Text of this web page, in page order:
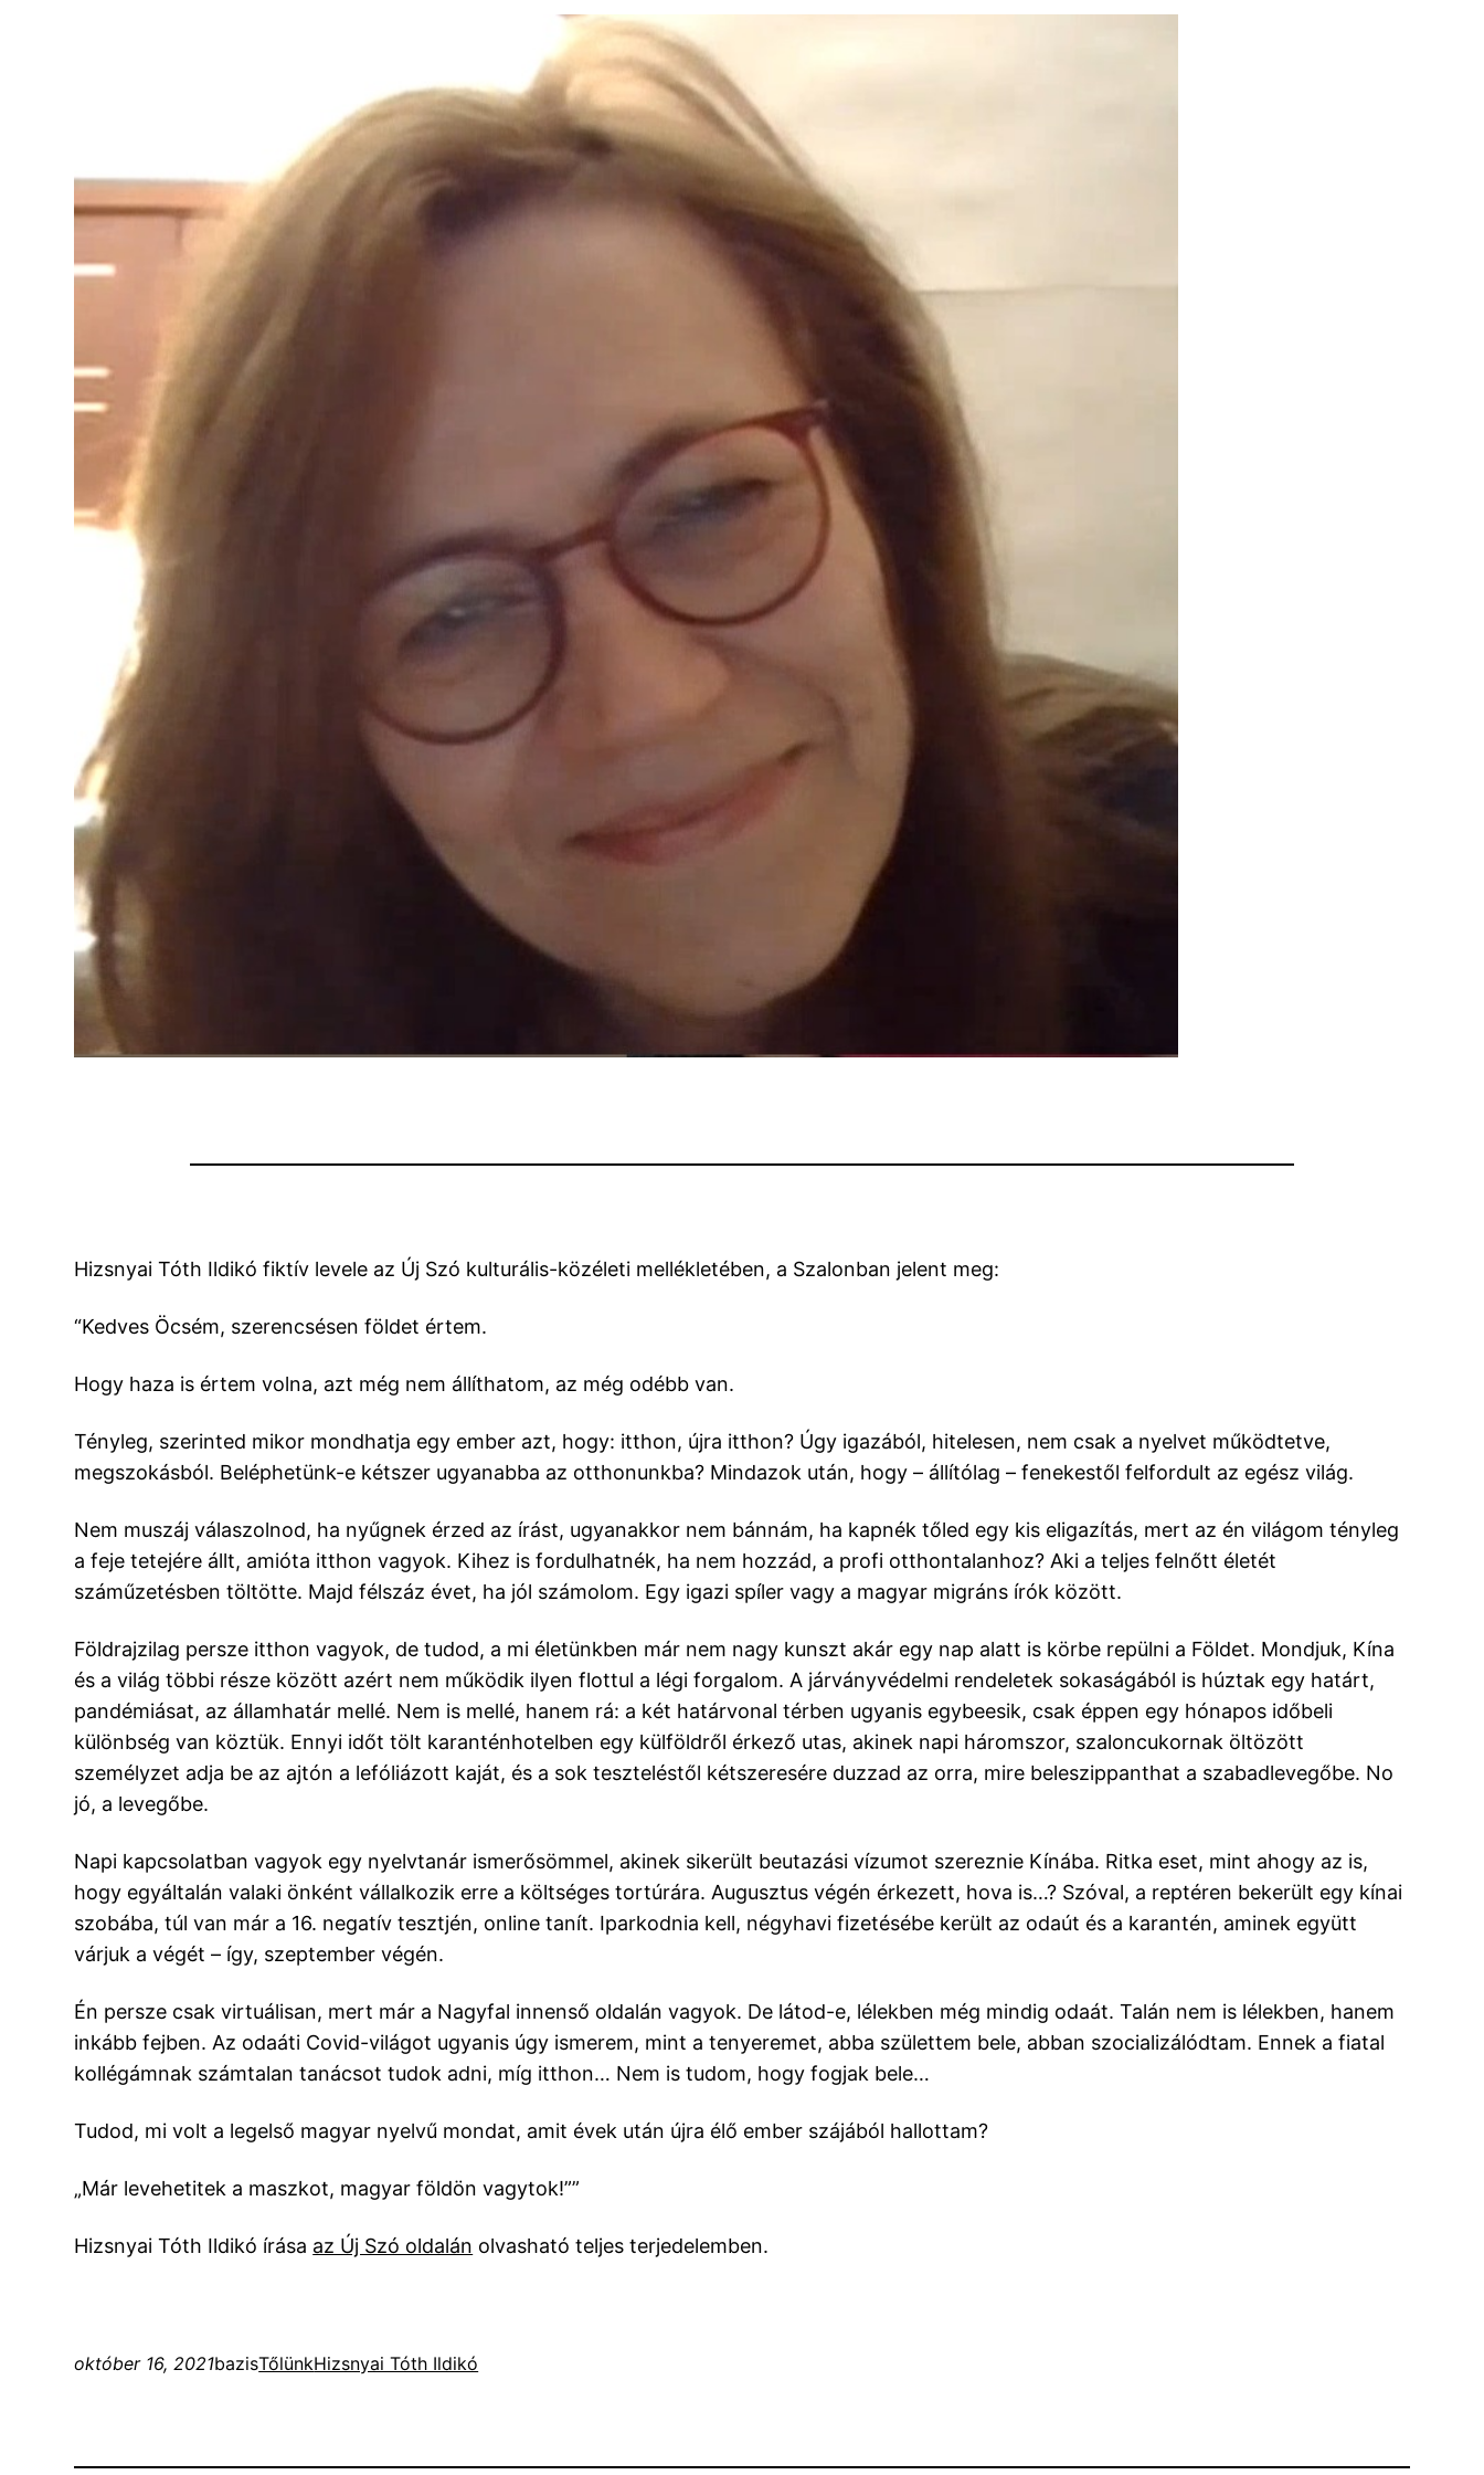
Hizsnyai Tóth Ildikó fiktív levele az Új Szó kulturális-közéleti mellékletében, a Szalonban jelent meg:
“Kedves Öcsém, szerencsésen földet értem.
Hogy haza is értem volna, azt még nem állíthatom, az még odébb van.
Tényleg, szerinted mikor mondhatja egy ember azt, hogy: itthon, újra itthon? Úgy igazából, hitelesen, nem csak a nyelvet működtetve,
megszokásból. Beléphetünk-e kétszer ugyanabba az otthonunkba? Mindazok után, hogy – állítólag – fenekestől felfordult az egész világ.
Nem muszáj válaszolnod, ha nyűgnek érzed az írást, ugyanakkor nem bánnám, ha kapnék tőled egy kis eligazítás, mert az én világom tényleg
a feje tetejére állt, amióta itthon vagyok. Kihez is fordulhatnék, ha nem hozzád, a profi otthontalanhoz? Aki a teljes felnőtt életét
száműzetésben töltötte. Majd félszáz évet, ha jól számolom. Egy igazi spíler vagy a magyar migráns írók között.
Földrajzilag persze itthon vagyok, de tudod, a mi életünkben már nem nagy kunszt akár egy nap alatt is körbe repülni a Földet. Mondjuk, Kína
és a világ többi része között azért nem működik ilyen flottul a légi forgalom. A járványvédelmi rendeletek sokaságából is húztak egy határt,
pandémiásat, az államhatár mellé. Nem is mellé, hanem rá: a két határvonal térben ugyanis egybeesik, csak éppen egy hónapos időbeli
különbség van köztük. Ennyi időt tölt karanténhotelben egy külföldről érkező utas, akinek napi háromszor, szaloncukornak öltözött
személyzet adja be az ajtón a lefóliázott kaját, és a sok teszteléstől kétszeresére duzzad az orra, mire beleszippanthat a szabadlevegőbe. No
jó, a levegőbe.
Napi kapcsolatban vagyok egy nyelvtanár ismerősömmel, akinek sikerült beutazási vízumot szereznie Kínába. Ritka eset, mint ahogy az is,
hogy egyáltalán valaki önként vállalkozik erre a költséges tortúrára. Augusztus végén érkezett, hova is…? Szóval, a reptéren bekerült egy kínai
szobába, túl van már a 16. negatív tesztjén, online tanít. Iparkodnia kell, négyhavi fizetésébe került az odaút és a karantén, aminek együtt
várjuk a végét – így, szeptember végén.
Én persze csak virtuálisan, mert már a Nagyfal innenső oldalán vagyok. De látod-e, lélekben még mindig odaát. Talán nem is lélekben, hanem
inkább fejben. Az odaáti Covid-világot ugyanis úgy ismerem, mint a tenyeremet, abba születtem bele, abban szocializálódtam. Ennek a fiatal
kollégámnak számtalan tanácsot tudok adni, míg itthon… Nem is tudom, hogy fogjak bele…
Tudod, mi volt a legelső magyar nyelvű mondat, amit évek után újra élő ember szájából hallottam?
„Már levehetitek a maszkot, magyar földön vagytok!””
Hizsnyai Tóth Ildikó írása az Új Szó oldalán olvasható teljes terjedelemben.
október 16, 2021bazisTőlünkHizsnyai Tóth Ildikó